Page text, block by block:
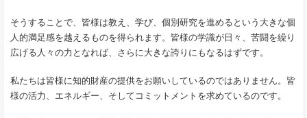
そうすることで、皆様は教え、学び、個別研究を進めるという大きな個
人的満足感を越えるものを得られます。皆様の学識が日々、苦闘を繰り
広げる人々の力となれば、さらに大きな誇りにもなるはずです。
私たちは皆様に知的財産の提供をお願いしているのではありません。皆
様の活力、エネルギー、そしてコミットメントを求めているのです。